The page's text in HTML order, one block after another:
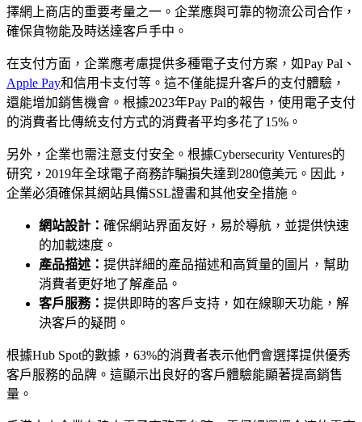
擇網上商店的重要考量之一。企業應與可靠的物流公司合作，
確保貨物能及時送達客戶手中。
在支付方面，企業應考慮提供多種電子支付方案，如Pay Pal、
Apple Pay和信用卡支付等。這不僅能提升客戶的支付體驗，
還能增加銷售機會。根據2023年Pay Pal的報告，使用電子支付
的消費者比傳統支付方式的消費者平均多花了15%。
另外，企業也需注意支付安全。根據Cybersecurity Ventures的
研究，2019年全球電子商務詐騙損失達到280億美元。因此，
企業必須確保其網站具備SSL證書和其他安全措施。
網站設計： 確保網站界面友好，易於導航，並提供快速
的加載速度。
產品描述： 提供詳細的產品描述和高質量的圖片，幫助
消費者更好地了解產品。
客戶服務： 提供即時的客戶支持，如在線聊天功能，解
決客戶的疑問。
根據Hub Spot的數據，63%的消費者表示他們會選擇提供優秀
客戶服務的品牌。這顯示出良好的客戶體驗能顯著提高銷售
量。